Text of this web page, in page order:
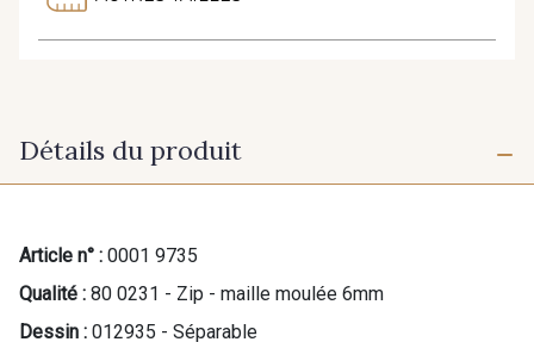
Détails du produit
Article n° : 0001 9735
Qualité : 80 0231 - Zip - maille moulée 6mm
Dessin : 012935 - Séparable